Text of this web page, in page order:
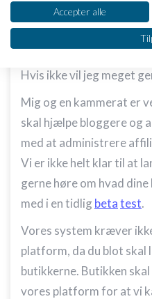
Hej Cecilie.
Hvis ikke vil jeg meget
Mig og en kammerat er
skal hjælpe bloggere og
med at administrere
Vi er ikke helt klar til at
gerne høre om hvad
med i en tidlig betatest.
Vores system kræver
platform, da du blot skal
butikkerne. Butikken
vores platform for at vi
Se partnerliste (2 IAB-
Vi bruger dine data til følgende formål:
IAB's behandlingsformål:
Opbevare og/eller tilgå
enhed
Bruge begrænsede
annoncering
Oprette profiler til
Bruge profiler til at vælge
annoncering
Bruge profiler til at vælge
Måle
Accepter alle